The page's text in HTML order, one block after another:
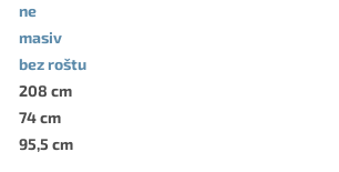
ne
masiv
bez roštu
208 cm
74 cm
95,5 cm